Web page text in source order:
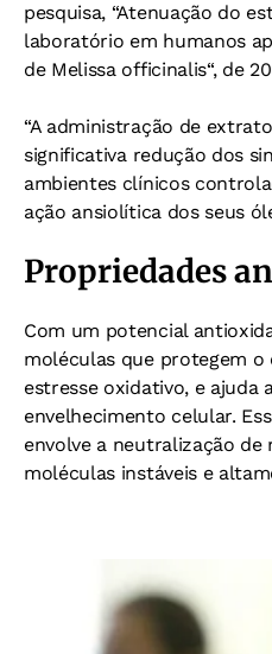
pesquisa, “Atenuação do
laboratório em humanos
de Melissa officinalis“, de
“A administração de
significativa redução dos
ambientes clínicos
ação ansiolítica dos seus
Propriedades
Com um potencial
moléculas que protegem
estresse oxidativo, e ajuda
envelhecimento celular.
envolve a neutralização de
moléculas instáveis e